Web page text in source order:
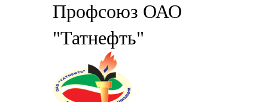
Профсоюз ОАО
"Татнефть"